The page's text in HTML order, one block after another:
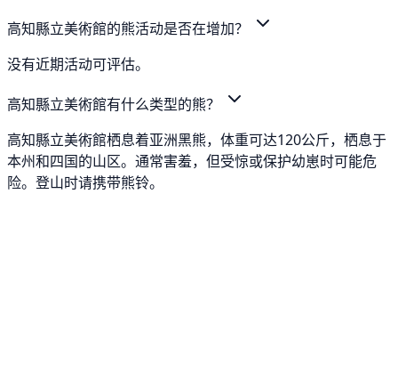
高知縣立美術館的熊活动是否在增加？
没有近期活动可评估。
高知縣立美術館有什么类型的熊？
高知縣立美術館栖息着亚洲黑熊，体重可达120公斤，栖息于
本州和四国的山区。通常害羞，但受惊或保护幼崽时可能危
险。登山时请携带熊铃。